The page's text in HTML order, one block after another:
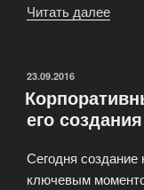
Читать далее
ОПУБЛИКОВАНО
23.09.2016
его создания
Сегодня создание
ключевым